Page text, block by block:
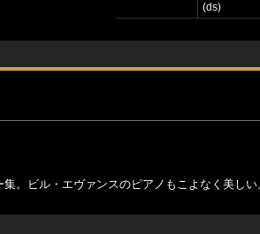
(ds)
。ビル・エヴァンスのピアノもこよなく美しい